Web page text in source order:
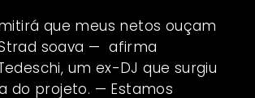
que meus netos ouçam
soava — afirma
um ex-DJ que surgiu
do projeto. — Estamos